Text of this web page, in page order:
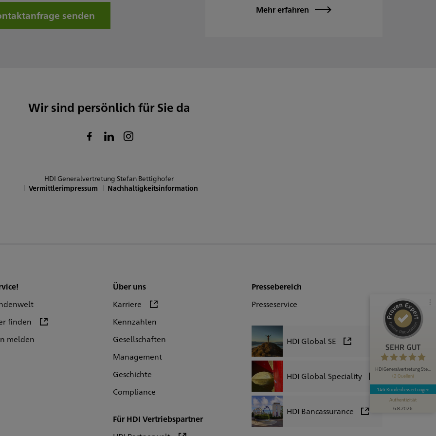
senden Mehr erfahren
Wir sind persönlich für Sie da
HDI Generalvertretung Stefan Bettighofer
Vermittlerimpressum
Nachhaltigkeitsinformation
finden
melden
Über uns
Karriere
Kennzahlen
Gesellschaften
Management
Geschichte
Compliance
Für HDI Vertriebspartner
Pressebereich
Presseservice
HDI Global SE
HDI Global Speciality
HDI Bancassurance
SEHR GUT
HDI Generalvertretung Ste...
(2 Quellen)
146 Kundenbewertungen
Authentizität
6.8.2026
Bewertungen auf
ProvenExpert.com
Blick aufs ProvenExpert-Profil werfen
Anonym
4.8
Sehr gute Beratung, schnelle Antworten auf
Fragen